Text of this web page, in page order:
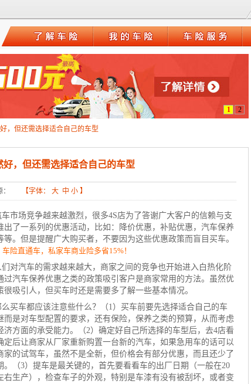
1 2
，但还需选择适合自己的车型
好，但还需选择适合自己的车型
【字体： 大 中 小 】
车市场竞争越来越激烈，很多4S店为了答谢广大客户的信赖与支
出了一系列的优惠活动，比如：降价优惠，补贴优惠， 汽车保养
等。但是提醒广大购买者，不要因为这些优惠政策而盲目买车。
车险直通车，私家车商业险多省15%！
们对汽车的需求越来越大，商家之间的竞争也开始进入白热化阶
过汽车保养优惠之类的政策吸引客户是商家常用的方法。虽然优
很吸引人，但买车时还是需要多了解一些基本情况。
么买车都应该注意些什么？（1）买车前要先选择适合自己的车
而是对车型配置的要求，还有保险，保养之类的预算，从而考虑
济方面的承受能力。（2）确定好自己所选择的车型后，去4店看
定后让商家从厂家重新购置一台新的汽车，如果急用车的话可以
家的试驾车，虽然不是全新，但价格会有部分优惠，而且还少了
。（3）提车是最关键的，首先要看看车的出厂日期（一般在20
右生产），检查车子的外观，特别是车漆有没有被刮坏，或者变